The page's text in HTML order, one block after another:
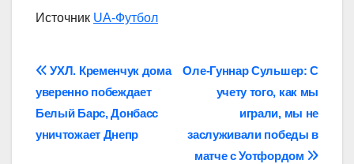
Источник UA-Футбол
Навігація
записів
Оле-Гуннар Сульшер: С
учету того, как мы
играли, мы не
заслуживали победы в
матче с Уотфордом
УХЛ. Кременчук дома
уверенно побеждает
Белый Барс, Донбасс
уничтожает Днепр